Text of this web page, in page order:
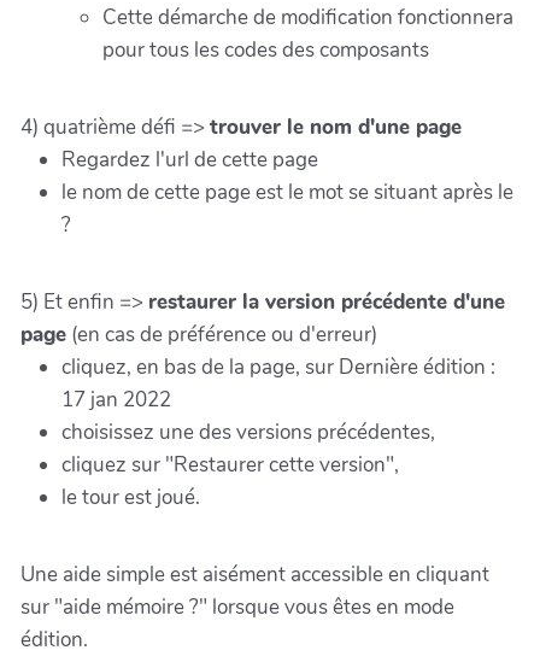
Cette démarche de modification fonctionnera
pour tous les codes des composants
4) quatrième défi => trouver le nom d'une page
Regardez l'url de cette page
le nom de cette page est le mot se situant après le
?
5) Et enfin => restaurer la version précédente d'une
page (en cas de préférence ou d'erreur)
cliquez, en bas de la page, sur Dernière édition :
17 jan 2022
choisissez une des versions précédentes,
cliquez sur "Restaurer cette version",
le tour est joué.
Une aide simple est aisément accessible en cliquant
sur "aide mémoire ?" lorsque vous êtes en mode
édition.